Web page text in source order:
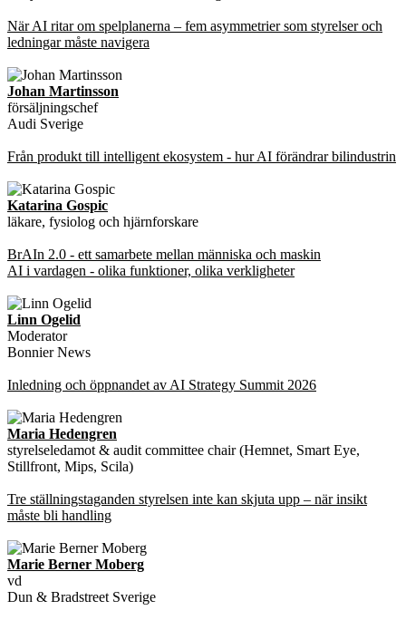
När AI ritar om spelplanerna – fem asymmetrier som styrelser och
ledningar måste navigera
Johan Martinsson
försäljningschef
Audi Sverige
Från produkt till intelligent ekosystem - hur AI förändrar bilindustrin
Katarina Gospic
läkare, fysiolog och hjärnforskare
BrAIn 2.0 - ett samarbete mellan människa och maskin
AI i vardagen - olika funktioner, olika verkligheter
Linn Ogelid
Moderator
Bonnier News
Inledning och öppnandet av AI Strategy Summit 2026
Maria Hedengren
styrelseledamot & audit committee chair (Hemnet, Smart Eye,
Stillfront, Mips, Scila)
Tre ställningstaganden styrelsen inte kan skjuta upp – när insikt
måste bli handling
Marie Berner Moberg
vd
Dun & Bradstreet Sverige